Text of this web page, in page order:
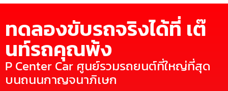
ทดลองขับรถจริงได้ที่ เต๊
นท์รถคุณพ้ง
P Center Car ศูนย์รวมรถยนต์ที่ใหญ่ที่สุด
บนถนนกาญจนาภิเษก